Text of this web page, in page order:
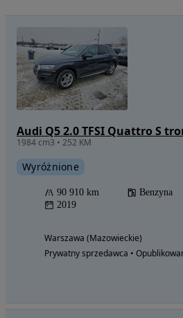
Audi Q5 2.0 TFSI Quattro S
1984 cm3 • 252 KM
Wyróżnione
90 910 km Benzyna
2019
Warszawa (Mazowieckie)
Prywatny sprzedawca •